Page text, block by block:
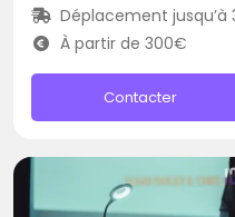
Déplacement jusqu’à
À partir de 300€
Contacter